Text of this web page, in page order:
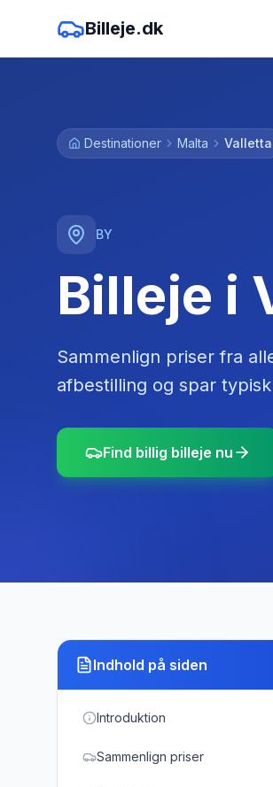
Billeje.dk
Destinationer Malta Valletta
BY
Billeje i
Sammenlign priser fra
afbestilling og spar
Find billig billeje nu
Indhold på siden
Introduktion
Sammenlign priser